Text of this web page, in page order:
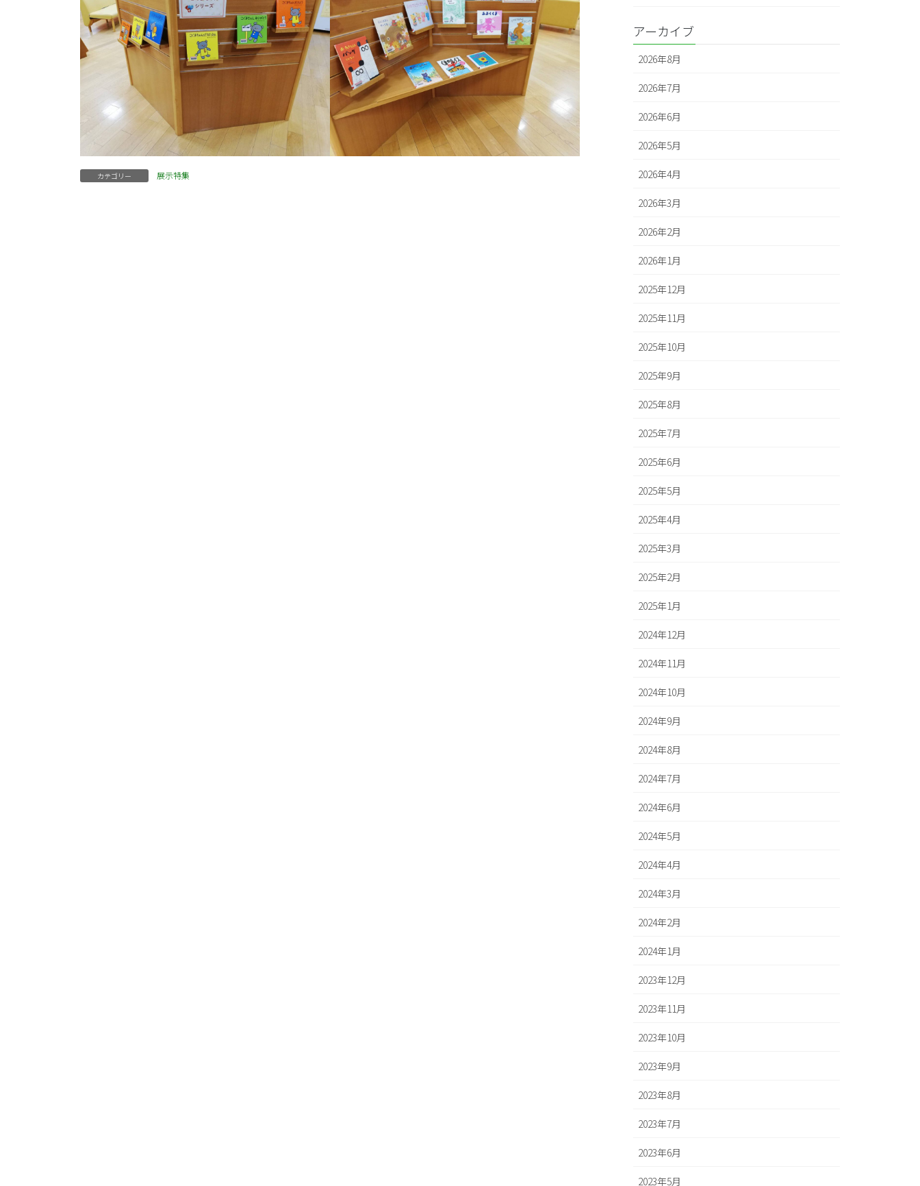
カテゴリー 展示特集
アーカイブ
2026年8月
2026年7月
2026年6月
2026年5月
2026年4月
2026年3月
2026年2月
2026年1月
2025年12月
2025年11月
2025年10月
2025年9月
2025年8月
2025年7月
2025年6月
2025年5月
2025年4月
2025年3月
2025年2月
2025年1月
2024年12月
2024年11月
2024年10月
2024年9月
2024年8月
2024年7月
2024年6月
2024年5月
2024年4月
2024年3月
2024年2月
2024年1月
2023年12月
2023年11月
2023年10月
2023年9月
2023年8月
2023年7月
2023年6月
2023年5月